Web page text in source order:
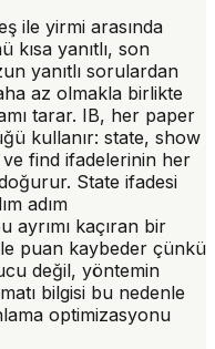
ile yirmi arasında
yanıtlı, son
yanıtlı sorulardan
az olmakla birlikte
tarar. IB, her paper
kullanır: state, show
ve find ifadelerinin her
State ifadesi
adım
ayrımı kaçıran bir
puan kaybeder çünkü
değil, yöntemin
bilgisi bu nedenle
optimizasyonu